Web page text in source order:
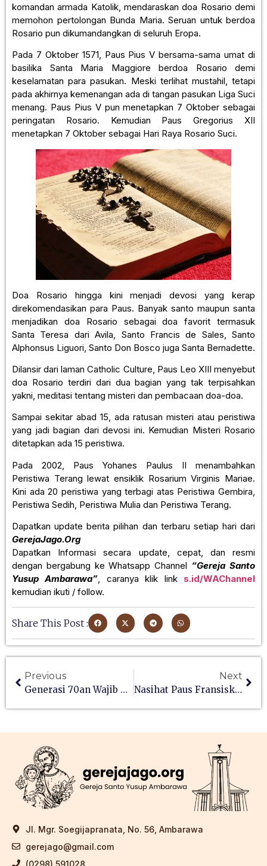
komandan armada Katolik, mendaraskan doa Rosario demi
memohon pertolongan Bunda Maria. Seruan untuk berdoa
Rosario pun dikumandangkan di seluruh Eropa.
Pada 7 Oktober 1571, Paus Pius V bersama-sama umat di
basilika Santa Maria Maggiore berdoa Rosario demi
keselamatan para pasukan. Meski terlihat mustahil, tetapi
pada akhirnya kemenangan ada di tangan pasukan Liga Suci
menang. Paus Pius V pun menetapkan 7 Oktober sebagai
peringatan Rosario. Kemudian Paus Gregorius XII
menetapkan 7 Oktober sebagai Hari Raya Rosario Suci.
Doa Rosario hingga kini menjadi devosi yang kerap
direkomendasikan para Paus. Banyak santo maupun santa
menjadikan doa Rosario sebagai doa favorit termasuk
Santa Teresa dari Avila, Santo Francis de Sales, Santo
Alphonsus Liguori, Santo Don Bosco juga Santa Bernadette.
Dilansir dari laman Catholic Culture, Paus Leo XIII menyebut
doa Rosario terdiri dari dua bagian yang tak terpisahkan
yakni, meditasi tentang misteri dan pembacaan doa-doa.
Sampai sekitar abad 15, ada ratusan misteri atau peristiwa
yang jadi bagian dari devosi ini. Kemudian Misteri Rosario
ditetapkan ada 15 peristiwa.
Pada 2002, Paus Yohanes Paulus II menambahkan
Peristiwa Terang lewat ensiklik Rosarium Virginis Mariae.
Kini ada 20 peristiwa yang terbagi atas Peristiwa Gembira,
Peristiwa Sedih, Peristiwa Mulia dan Peristiwa Terang.
Dapatkan update berita pilihan dan terbaru setiap hari dari
GerejaJago.Org
Dapatkan Informasi secara update, cepat, dan resmi
dengan bergabung ke Whatsapp Channel “Gereja Santo
Yusup Ambarawa”, caranya klik link s.id/WAChannel
kemudian ikuti / follow.
Share This Post :
Previous
Generasi 70an Wajib Baca
Next
Nasihat Paus Fransiskus Untuk Pasangan Di Seluruh Dunia
Jl. Mgr. Soegijapranata, No. 56, Ambarawa
gerejago@gmail.com
(0298) 591028